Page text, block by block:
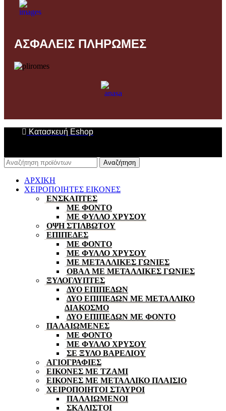
ΑΣΦΑΛΕΙΣ ΠΛΗΡΩΜΕΣ
Κατασκευή Eshop
Αναζήτηση
ΑΡΧΙΚΗ
ΧΕΙΡΟΠΟΙΗΤΕΣ ΕΙΚΟΝΕΣ
ΕΝΣΚΑΠΤΕΣ
ΜΕ ΦΟΝΤΟ
ΜΕ ΦΥΛΛΟ ΧΡΥΣΟΥ
ΟΨΗ ΣΤΙΛΒΩΤΟΥ
ΕΠΙΠΕΔΕΣ
ΜΕ ΦΟΝΤΟ
ΜΕ ΦΥΛΛΟ ΧΡΥΣΟΥ
ΜΕ ΜΕΤΑΛΛΙΚΕΣ ΓΩΝΙΕΣ
ΟΒΑΛ ΜΕ ΜΕΤΑΛΛΙΚΕΣ ΓΩΝΙΕΣ
ΞΥΛΟΓΛΥΠΤΕΣ
ΔΥΟ ΕΠΙΠΕΔΩΝ
ΔΥΟ ΕΠΙΠΕΔΩΝ ΜΕ ΜΕΤΑΛΛΙΚΟ
ΔΙΑΚΟΣΜΟ
ΔΥΟ ΕΠΙΠΕΔΩΝ ΜΕ ΦΟΝΤΟ
ΠΑΛΑΙΩΜΕΝΕΣ
ΜΕ ΦΟΝΤΟ
ΜΕ ΦΥΛΛΟ ΧΡΥΣΟΥ
ΣΕ ΞΥΛΟ ΒΑΡΕΛΙΟΥ
ΑΓΙΟΓΡΑΦΙΕΣ
ΕΙΚΟΝΕΣ ΜΕ ΤΖΑΜΙ
ΕΙΚΟΝΕΣ ΜΕ ΜΕΤΑΛΛΙΚΟ ΠΛΑΙΣΙΟ
ΧΕΙΡΟΠΟΙΗΤΟΙ ΣΤΑΥΡΟΙ
ΠΑΛΑΙΩΜΕΝΟΙ
ΣΚΑΛΙΣΤΟΙ